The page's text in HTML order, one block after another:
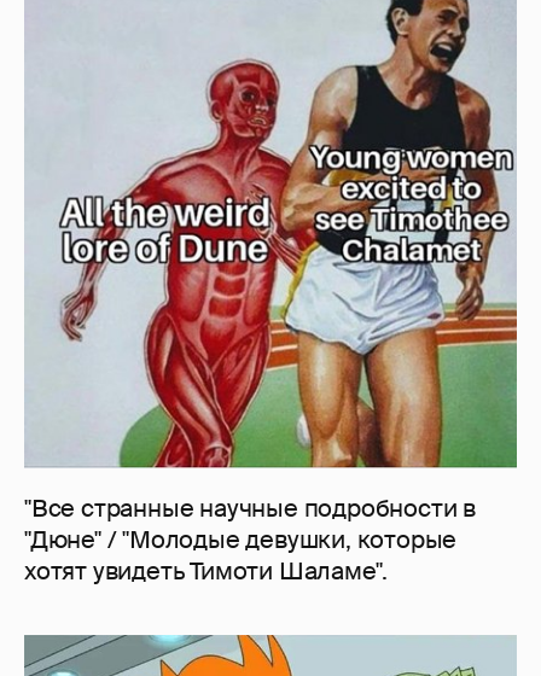
"Все странные научные подробности в
"Дюне" / "Молодые девушки, которые
хотят увидеть Тимоти Шаламе".